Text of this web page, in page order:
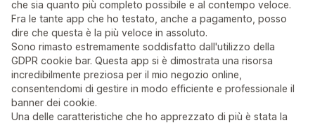
che sia quanto più completo possibile e al contempo veloce.
Fra le tante app che ho testato, anche a pagamento, posso
dire che questa è la più veloce in assoluto.
Sono rimasto estremamente soddisfatto dall'utilizzo della
GDPR cookie bar. Questa app si è dimostrata una risorsa
incredibilmente preziosa per il mio negozio online,
consentendomi di gestire in modo efficiente e professionale il
banner dei cookie.
Una delle caratteristiche che ho apprezzato di più è stata la